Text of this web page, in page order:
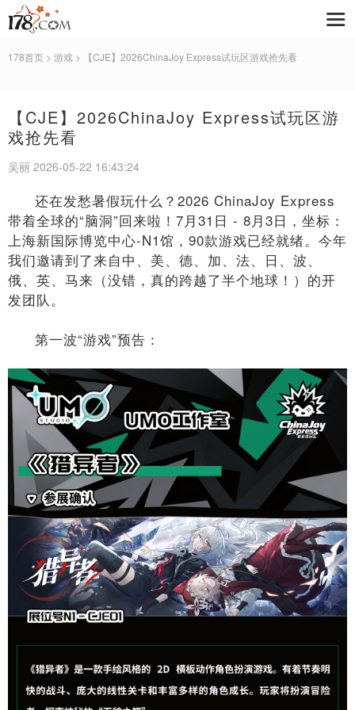
178首页 > 游戏 > 【CJE】2026ChinaJoy Express试玩区游戏抢先看
【CJE】2026ChinaJoy Express试玩区游
戏抢先看
吴丽 2026-05-22 16:43:24
还在发愁暑假玩什么？2026 ChinaJoy Express
带着全球的“脑洞”回来啦！7月31日 - 8月3日，坐标：
上海新国际博览中心-N1馆，90款游戏已经就绪。今年
我们邀请到了来自中、美、德、加、法、日、波、
俄、英、马来（没错，真的跨越了半个地球！）的开
发团队。
第一波“游戏”预告：